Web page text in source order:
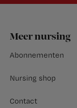
Footer
Meer nursing
Abonnementen
Nursing shop
Contact